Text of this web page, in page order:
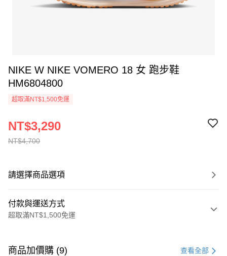
NIKE W NIKE VOMERO 18 女 跑步鞋
HM6804800
超取滿NT$1,500免運
NT$4,700
NT$3,290
請選擇商品選項
付款與運送方式
超取滿NT$1,500免運
信用卡一次付款
商品加價購 (9) 查看全部